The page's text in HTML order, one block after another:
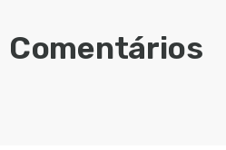
Comentários